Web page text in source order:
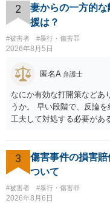
ては，数週間経過してい
がなくなれば，評価の仕方
も，ご心配であるならば，
と思います。
2
妻からの一方的
援は？
#被害者 #暴行・傷害罪
2026年8月5日
匿名A 弁護士
なにか有効な打開策などあ
うか。 早い段階で、反論
工夫して対処する必要があ
告訴状を作って証拠をそろ
3
傷害事件の損害
ついて
#被害者 #暴行・傷害罪
2026年8月6日